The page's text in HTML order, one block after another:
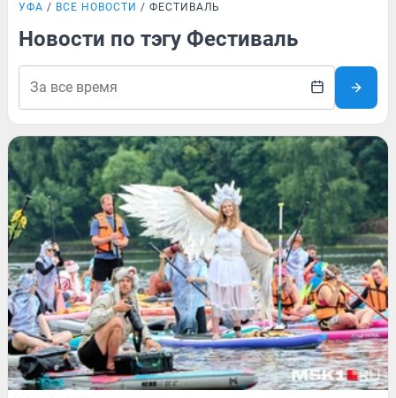
УФА ВСЕ НОВОСТИ ФЕСТИВАЛЬ
Новости по тэгу Фестиваль